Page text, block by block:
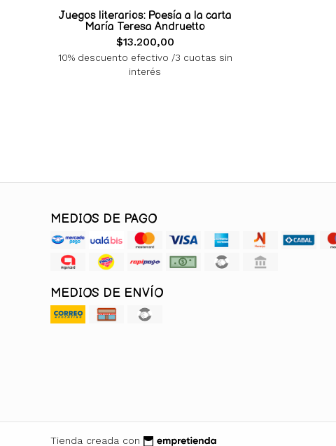
Juegos literarios: Poesía a la carta
María Teresa Andruetto
$13.200,00
10% descuento efectivo /3 cuotas sin
interés
MEDIOS DE PAGO
MEDIOS DE ENVÍO
Tienda creada con